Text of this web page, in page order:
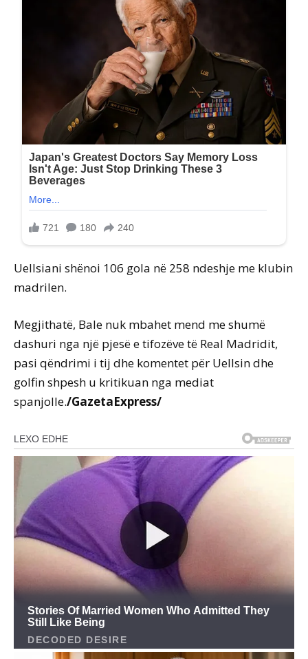
Uellsiani shënoi 106 gola në 258 ndeshje me klubin
madrilen.
Megjithatë, Bale nuk mbahet mend me shumë
dashuri nga një pjesë e tifozëve të Real Madridit,
pasi qëndrimi i tij dhe komentet për Uellsin dhe
golfin shpesh u kritikuan nga mediat
spanjolle./GazetaExpress/